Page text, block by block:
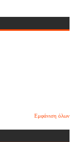
Εμφάνιση όλων